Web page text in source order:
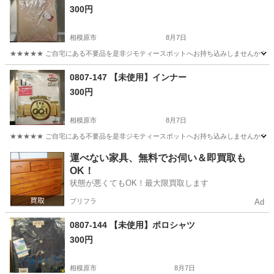
300円
相模原市 8月7日
★★★★★ ご自宅にある不要品を是非ジモティースポットへお持ち込みしませんか？
神奈川 相模原市 インナー
0807-147 【未使用】インナー
300円
相模原市 8月7日
★★★★★ ご自宅にある不要品を是非ジモティースポットへお持ち込みしませんか？
神奈川 相模原市 その他 インナー
運べない家具、無料でお伺い＆即買取も
OK！
状態が悪くてもOK！最大限買取します
プリフラ Ad
0807-144 【未使用】ポロシャツ
300円
相模原市 8月7日